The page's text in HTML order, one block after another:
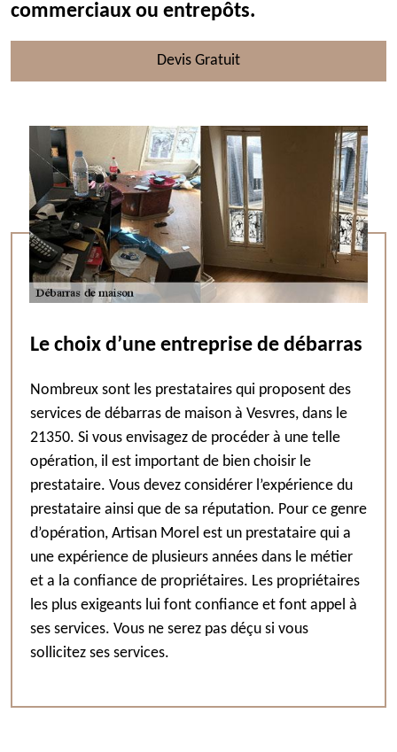
commerciaux ou entrepôts.
Devis Gratuit
Le choix d’une entreprise de débarras
Nombreux sont les prestataires qui proposent des
services de débarras de maison à Vesvres, dans le
21350. Si vous envisagez de procéder à une telle
opération, il est important de bien choisir le
prestataire. Vous devez considérer l’expérience du
prestataire ainsi que de sa réputation. Pour ce genre
d’opération, Artisan Morel est un prestataire qui a
une expérience de plusieurs années dans le métier
et a la confiance de propriétaires. Les propriétaires
les plus exigeants lui font confiance et font appel à
ses services. Vous ne serez pas déçu si vous
sollicitez ses services.